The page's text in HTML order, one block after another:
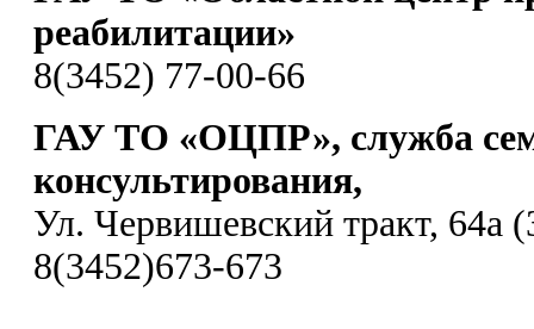
реабилитации»
8(3452) 77-00-66
ГАУ ТО «ОЦПР», служба
консультирования,
Ул. Червишевский тракт, 64а
8(3452)673-673